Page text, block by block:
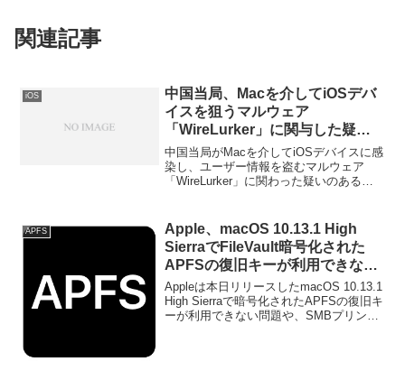
関連記事
iOS
中国当局、Macを介してiOSデバ
イスを狙うマルウェア
「WireLurker」に関与した疑い
のある開発者を逮捕し、マルウェ
アが配布された
AppStore「Maiyadi」を閉鎖。
中国当局がMacを介してiOSデバイスに感
染し、ユーザー情報を盗むマルウェア
「WireLurker」に関わった疑いのある容
APFS
Apple、macOS 10.13.1 High
SierraでFileVault暗号化された
APFSの復旧キーが利用できない
問題や、SMBプリントの不具合
を修正。
Appleは本日リリースしたmacOS 10.13.1
High Sierraで暗号化されたAPFSの復旧キ
ーが利用できない問題や、SMBプリント